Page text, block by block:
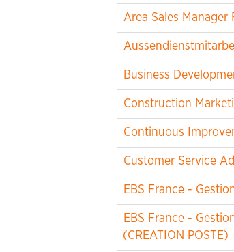
Area Sales Manager
Business
Construction
Continuous
Customer Service
EBS France -
EBS France -
(CREATION POSTE)